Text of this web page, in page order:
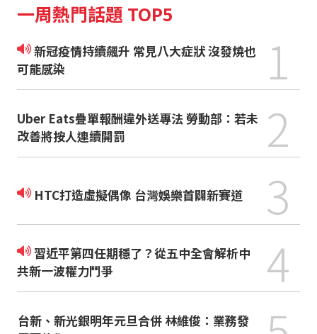
一周熱門話題 TOP5
新冠疫情持續飆升 常見八大症狀 沒發燒也
可能感染
1
Uber Eats疊單報酬違外送專法 勞動部：若未
改善將按人連續開罰
2
HTC打造虛擬偶像 台灣娛樂首闢新賽道 3
習近平第四任期穩了？從五中全會解析中
共新一波權力鬥爭
4
台新、新光銀明年元旦合併 林維俊：業務發